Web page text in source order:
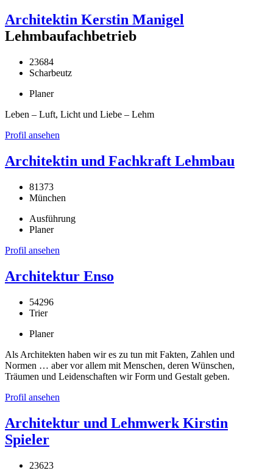
Architektin Kerstin Manigel
Lehmbaufachbetrieb
23684
Scharbeutz
Planer
Leben – Luft, Licht und Liebe – Lehm
Profil ansehen
Architektin und Fachkraft Lehmbau
81373
München
Ausführung
Planer
Profil ansehen
Architektur Enso
54296
Trier
Planer
Als Architekten haben wir es zu tun mit Fakten, Zahlen und
Normen … aber vor allem mit Menschen, deren Wünschen,
Träumen und Leidenschaften wir Form und Gestalt geben.
Profil ansehen
Architektur und Lehmwerk Kirstin
Spieler
23623